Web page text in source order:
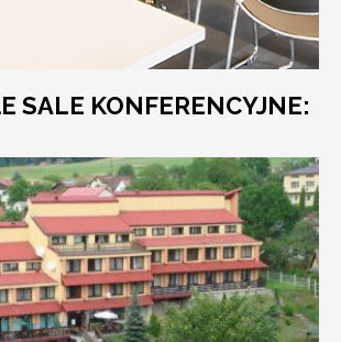
SALE KONFERENCYJNE: